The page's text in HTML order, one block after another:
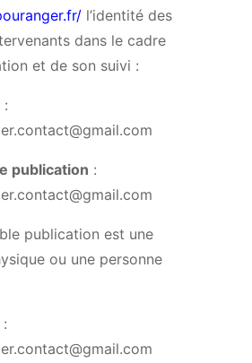
l’identité des
dans le cadre
et de son suivi :
:
publication :
publication est une
ou une personne
: